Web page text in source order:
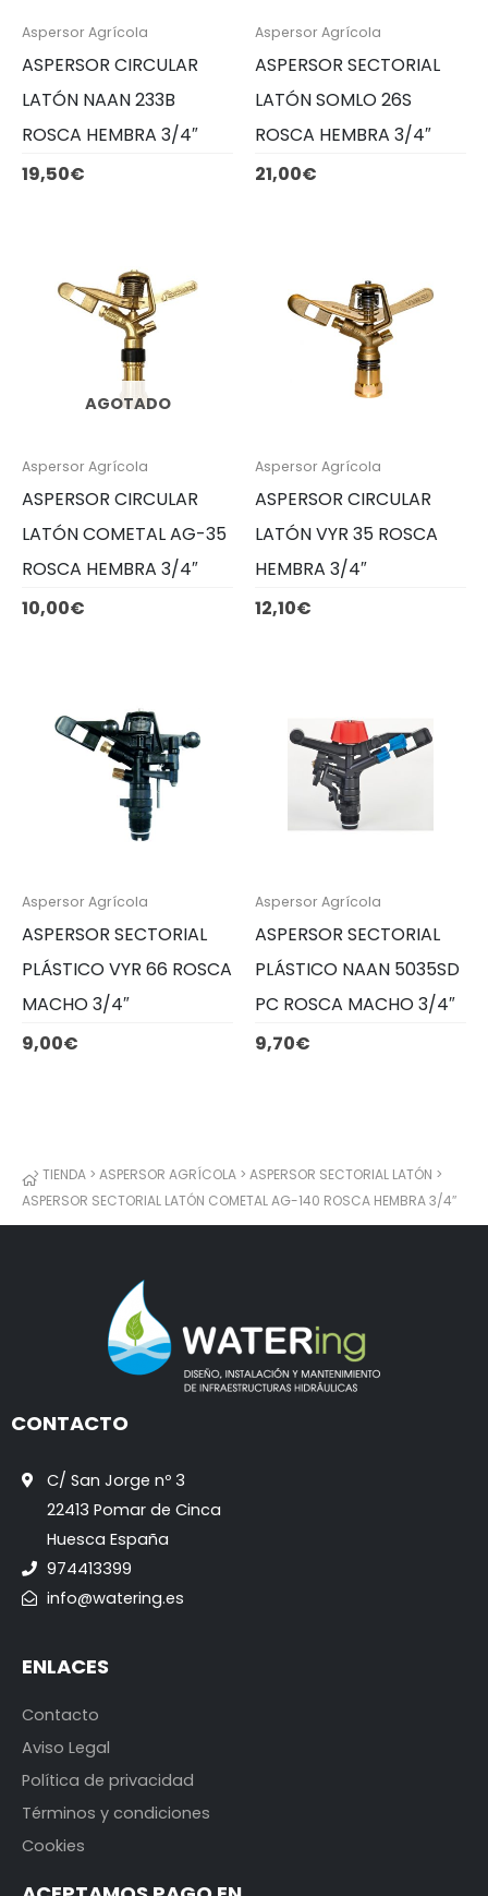
> TIENDA > ASPERSOR AGRÍCOLA > ASPERSOR SECTORIAL LATÓN >
ASPERSOR SECTORIAL LATÓN COMETAL AG-140 ROSCA HEMBRA 3/4″
Aspersor Agrícola
ASPERSOR CIRCULAR
LATÓN NAAN 233B
ROSCA HEMBRA 3/4″
19,50€
Aspersor Agrícola
ASPERSOR SECTORIAL
LATÓN SOMLO 26S
ROSCA HEMBRA 3/4″
21,00€
AGOTADO
Aspersor Agrícola
ASPERSOR CIRCULAR
LATÓN COMETAL AG-35
ROSCA HEMBRA 3/4″
10,00€
Aspersor Agrícola
ASPERSOR CIRCULAR
LATÓN VYR 35 ROSCA
HEMBRA 3/4″
12,10€
Aspersor Agrícola
ASPERSOR SECTORIAL
PLÁSTICO VYR 66 ROSCA
MACHO 3/4″
9,00€
Aspersor Agrícola
ASPERSOR SECTORIAL
PLÁSTICO NAAN 5035SD
PC ROSCA MACHO 3/4″
9,70€
CONTACTO
C/ San Jorge nº 3
22413 Pomar de Cinca
Huesca España
974413399
info@watering.es
ENLACES
Contacto
Aviso Legal
Política de privacidad
Términos y condiciones
Cookies